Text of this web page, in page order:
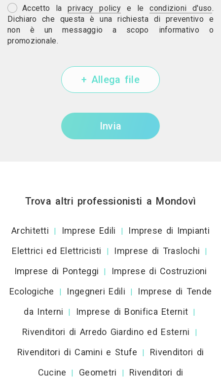
Accetto laprivacy policy e lecondizioni d'uso.
Dichiaro che questa è una richiesta di preventivo e
non è un messaggio a scopo informativo o
promozionale.
+ Allega file
Invia
Trova altri professionisti a Mondovì
Architetti | Imprese Edili |
Imprese di Impianti
Elettrici ed Elettricisti
| Imprese di Traslochi |
Imprese di Ponteggi |
Imprese di Costruzioni
Ecologiche
| Ingegneri Edili |
Imprese di Tende
da Interni
| Imprese di Bonifica Eternit |
Rivenditori di Arredo Giardino ed Esterni |
Rivenditori di Camini e Stufe |
Rivenditori di
Cucine
| Geometri |
Rivenditori di